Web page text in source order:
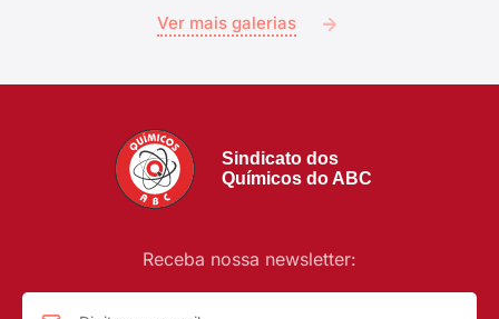
Ver mais galerias
Sindicato dos
Químicos do ABC
Receba nossa newsletter: